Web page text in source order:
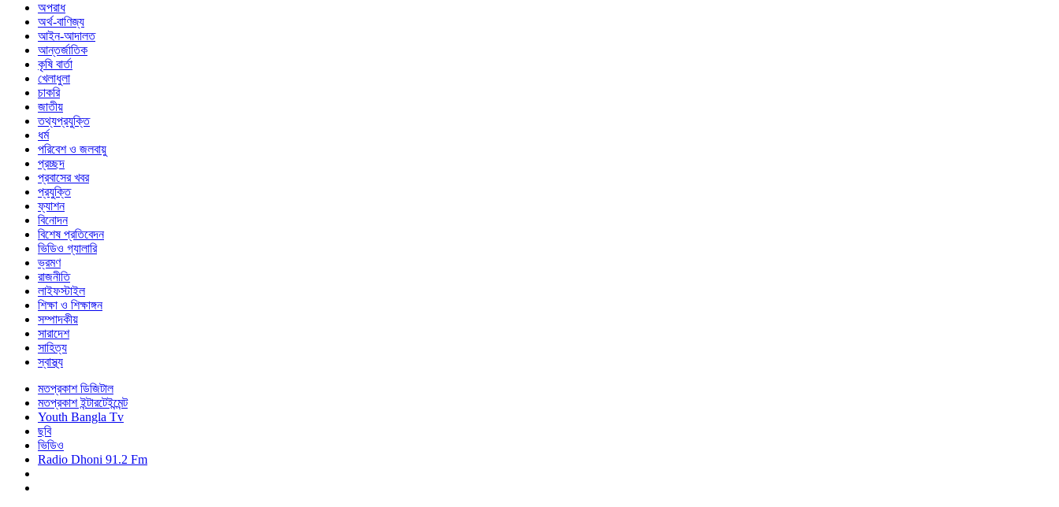
অপরাধ
অর্থ-বাণিজ্য
আইন-আদালত
আন্তর্জাতিক
কৃষি বার্তা
খেলাধুলা
চাকরি
জাতীয়
তথ্যপ্রযুক্তি
ধর্ম
পরিবেশ ও জলবায়ু
প্রচ্ছদ
প্রবাসের খবর
প্রযুক্তি
ফ্যাশন
বিনোদন
বিশেষ প্রতিবেদন
ভিডিও গ্যালারি
ভ্রমণ
রাজনীতি
লাইফস্টাইল
শিক্ষা ও শিক্ষাঙ্গন
সম্পাদকীয়
সারাদেশ
সাহিত্য
স্বাস্থ্য
মতপ্রকাশ ডিজিটাল
মতপ্রকাশ ইন্টারটেইন্মেন্ট
Youth Bangla Tv
ছবি
ভিডিও
Radio Dhoni 91.2 Fm